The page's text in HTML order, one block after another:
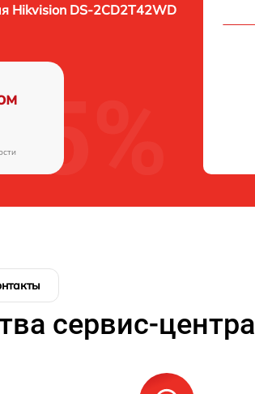
Hikvision DS-2CD2T42WD
сервис-центра